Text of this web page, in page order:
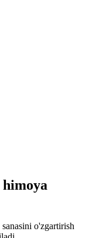
o'zgartirish